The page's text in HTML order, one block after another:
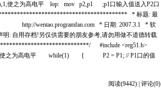
使之为高电平 lop: mov p2,p1 ;p1口输入值送入P2口
* 标题: 最
http://wentao.programfan.com * 日期: 2007.3.1 * 软
: 自用存档!另仅供需要的朋友参考,请勿用做不道德转载
#include <reg51.h>
1,使之为高电平 while(1) { P2 = P1; // P1口的值
阅读(9442) | 评论(0)